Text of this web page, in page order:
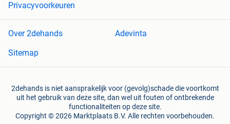
Privacyvoorkeuren
Over 2dehands
Adevinta
Sitemap
2dehands is niet aansprakelijk voor (gevolg)schade die voortkomt
uit het gebruik van deze site, dan wel uit fouten of ontbrekende
functionaliteiten op deze site.
Copyright © 2026 Marktplaats B.V. Alle rechten voorbehouden.